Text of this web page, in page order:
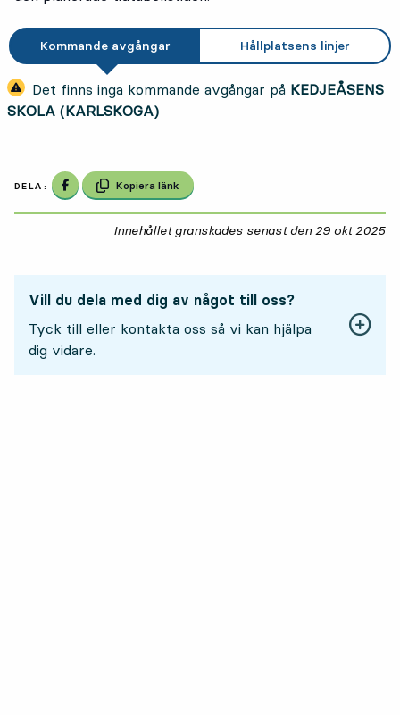
Kommande avgångar Hållplatsens linjer
Det finns inga kommande avgångar på KEDJEÅSENS
SKOLA (KARLSKOGA)
DELA: Dela på Facebook
Kopiera länk
Innehållet granskades senast den 29 okt 2025
Vill du dela med dig av något till oss?
Tyck till eller kontakta oss så vi kan hjälpa
dig vidare.